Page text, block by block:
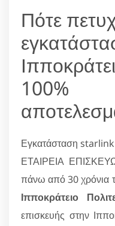
Πότε
100%
Εγκατάσταση starlink
ΕΤΑΙΡΕΙΑ
πάνω από 30 χρόνια
Ιπποκράτειο
επισκευής στην